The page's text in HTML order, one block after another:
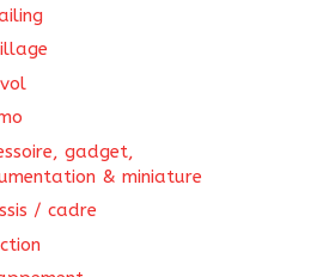
gadget,
& miniature
/ cadre